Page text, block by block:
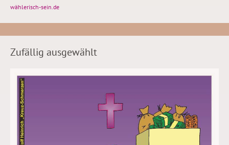
wählerisch-sein.de
Zufällig ausgewählt